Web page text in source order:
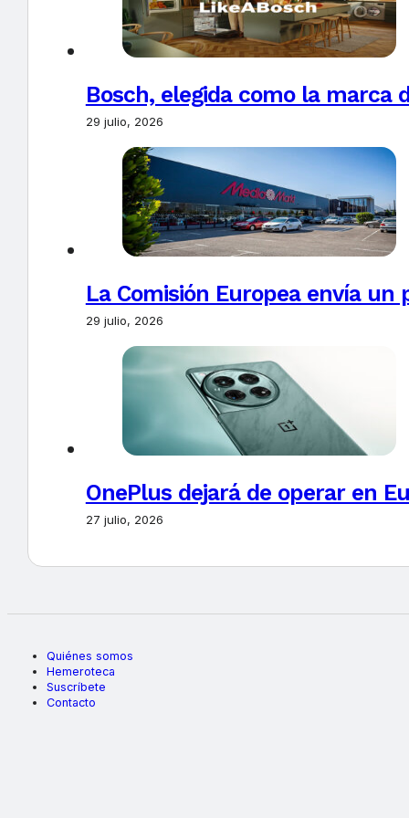
Bosch, elegida como la marca
29 julio, 2026
La Comisión Europea envía un
29 julio, 2026
OnePlus dejará de operar en
27 julio, 2026
Quiénes somos
Hemeroteca
Suscríbete
Contacto